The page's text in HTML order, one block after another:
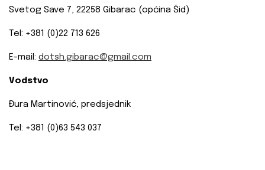
Svetog Save 7, 22258 Gibarac (općina Šid)
Tel: +381 (0)22 713 626
E-mail: dotsh.gibarac@gmail.com
Vodstvo
Đura Martinović, predsjednik
Tel: +381 (0)63 543 037